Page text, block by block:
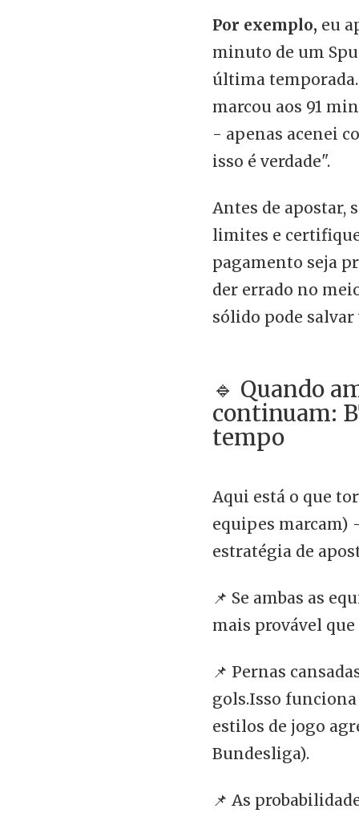
Por exemplo, eu
minuto de um
última
marcou aos 91
- apenas acenei
isso é verdade".
Antes de apostar,
limites e
pagamento seja
der errado no
sólido pode salvar
🔹 Quando
continuam:
tempo
Aqui está o que
equipes marcam)
estratégia de
📌 Se ambas as
mais provável
📌 Pernas
gols.Isso
estilos de jogo
Bundesliga).
📌 As